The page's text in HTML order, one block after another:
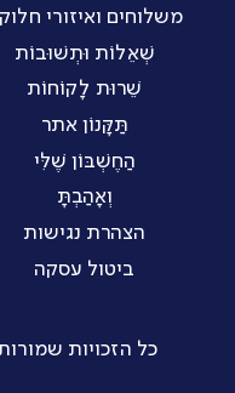
משלוחים ואיזורי
שְׁאֵלוֹת וּתְשׁוּבוֹת
שֵׁרוּת לָקוֹחוֹת
תַּקָּנוֹן אתר
הַחֶשְׁבּוֹן שֶׁלִּי
וְאָהַבְתָּ
הצהרת נגישות
ביטול עסקה
כל הזכויות